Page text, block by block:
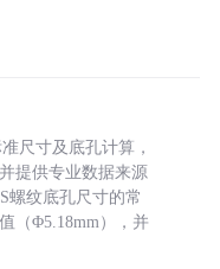
尺寸及底孔计算，
提供专业数据来源
螺纹底孔尺寸的常
（Φ5.18mm），并